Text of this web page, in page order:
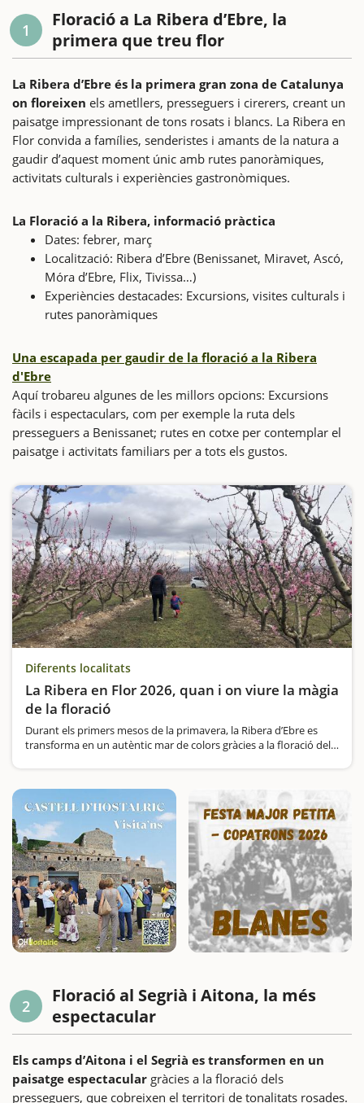
1
Floració a La Ribera d’Ebre, la
primera que treu flor
La Ribera d’Ebre és la primera gran zona de Catalunya
on floreixen els ametllers, presseguers i cirerers, creant un
paisatge impressionant de tons rosats i blancs. La Ribera en
Flor convida a famílies, senderistes i amants de la natura a
gaudir d’aquest moment únic amb rutes panoràmiques,
activitats culturals i experiències gastronòmiques.
La Floració a la Ribera, informació pràctica
Dates: febrer, març
Localització: Ribera d’Ebre (Benissanet, Miravet, Ascó,
Móra d’Ebre, Flix, Tivissa…)
Experiències destacades: Excursions, visites culturals i
rutes panoràmiques
Una escapada per gaudir de la floració a la Ribera
d'Ebre
Aquí trobareu algunes de les millors opcions: Excursions
fàcils i espectaculars, com per exemple la ruta dels
presseguers a Benissanet; rutes en cotxe per contemplar el
paisatge i activitats familiars per a tots els gustos.
Diferents localitats
La Ribera en Flor 2026, quan i on viure la màgia
de la floració
Durant els primers mesos de la primavera, la Ribera d’Ebre es
transforma en un autèntic mar de colors gràcies a la floració dels
2
Floració al Segrià i Aitona, la més
espectacular
Els camps d’Aitona i el Segrià es transformen en un
paisatge espectacular gràcies a la floració dels
presseguers, que cobreixen el territori de tonalitats rosades.